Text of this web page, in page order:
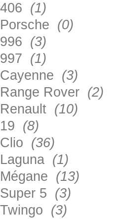
406 (1)
Porsche (0)
996 (3)
997 (1)
Cayenne (3)
Range Rover (2)
Renault (10)
19 (8)
Clio (36)
Laguna (1)
Mégane (13)
Super 5 (3)
Twingo (3)